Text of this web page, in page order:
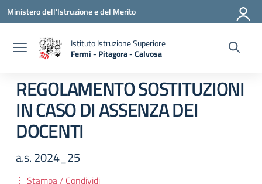
Vai ai contenuti
Vai al menu di navigazione
Vai al footer
Ministero dell'Istruzione e del Merito
Istituto Istruzione Superiore
Fermi - Pitagora - Calvosa
— Visita la pagina iniziale della scuola
REGOLAMENTO SOSTITUZIONI
IN CASO DI ASSENZA DEI
DOCENTI
a.s. 2024_25
Stampa / Condividi